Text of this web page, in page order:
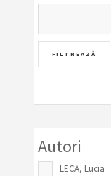
Autori
LECA, Lucia